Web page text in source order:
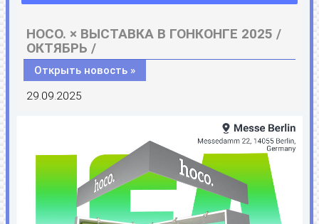
HOCO. × ВЫСТАВКА В ГОНКОНГЕ 2025 /
ОКТЯБРЬ /
Открыть новость »
29.09.2025